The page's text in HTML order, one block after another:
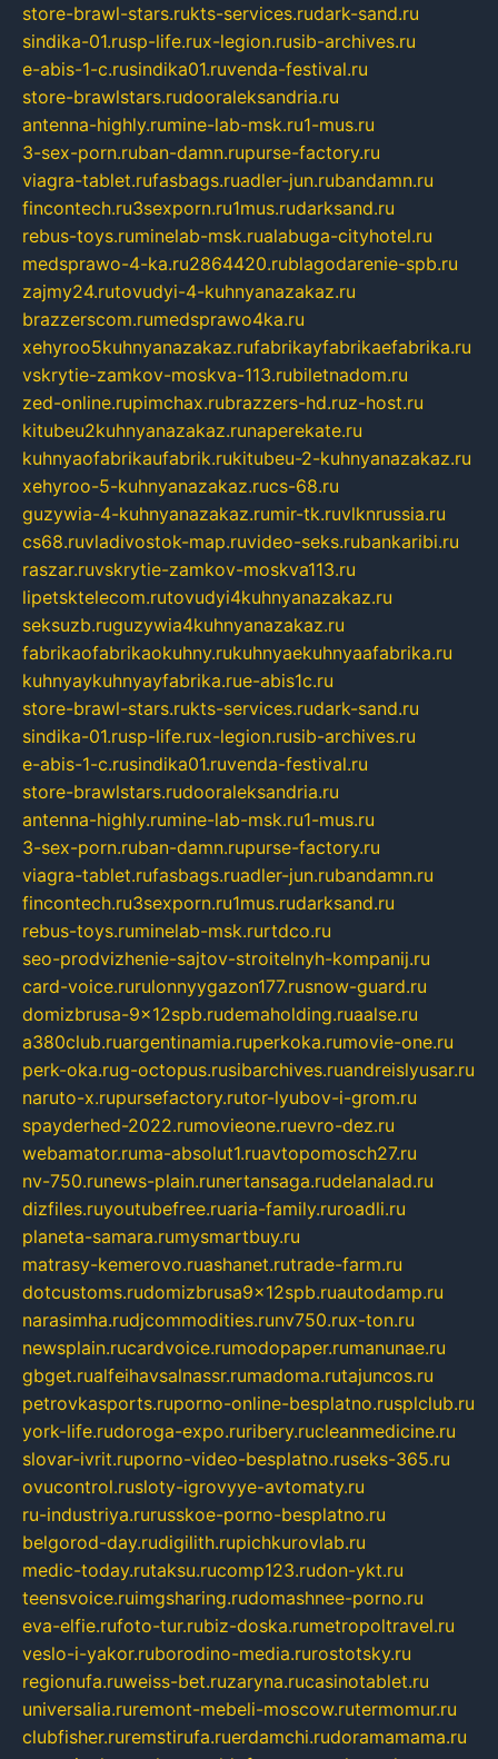
store-brawl-stars.rukts-services.rudark-sand.ru
sindika-01.rusp-life.rux-legion.rusib-archives.ru
e-abis-1-c.rusindika01.ruvenda-festival.ru
store-brawlstars.rudooraleksandria.ru
antenna-highly.rumine-lab-msk.ru1-mus.ru
3-sex-porn.ruban-damn.rupurse-factory.ru
viagra-tablet.rufasbags.ruadler-jun.rubandamn.ru
fincontech.ru3sexporn.ru1mus.rudarksand.ru
rebus-toys.ruminelab-msk.rualabuga-cityhotel.ru
medsprawo-4-ka.ru2864420.rublagodarenie-spb.ru
zajmy24.rutovudyi-4-kuhnyanazakaz.ru
brazzerscom.rumedsprawo4ka.ru
xehyroo5kuhnyanazakaz.rufabrikayfabrikaefabrika.ru
vskrytie-zamkov-moskva-113.rubiletnadom.ru
zed-online.rupimchax.rubrazzers-hd.ruz-host.ru
kitubeu2kuhnyanazakaz.runaperekate.ru
kuhnyaofabrikaufabrik.rukitubeu-2-kuhnyanazakaz.ru
xehyroo-5-kuhnyanazakaz.rucs-68.ru
guzywia-4-kuhnyanazakaz.rumir-tk.ruvlknrussia.ru
cs68.ruvladivostok-map.ruvideo-seks.rubankaribi.ru
raszar.ruvskrytie-zamkov-moskva113.ru
lipetsktelecom.rutovudyi4kuhnyanazakaz.ru
seksuzb.ruguzywia4kuhnyanazakaz.ru
fabrikaofabrikaokuhny.rukuhnyaekuhnyaafabrika.ru
kuhnyaykuhnyayfabrika.rue-abis1c.ru
store-brawl-stars.rukts-services.rudark-sand.ru
sindika-01.rusp-life.rux-legion.rusib-archives.ru
e-abis-1-c.rusindika01.ruvenda-festival.ru
store-brawlstars.rudooraleksandria.ru
antenna-highly.rumine-lab-msk.ru1-mus.ru
3-sex-porn.ruban-damn.rupurse-factory.ru
viagra-tablet.rufasbags.ruadler-jun.rubandamn.ru
fincontech.ru3sexporn.ru1mus.rudarksand.ru
rebus-toys.ruminelab-msk.rurtdco.ru
seo-prodvizhenie-sajtov-stroitelnyh-kompanij.ru
card-voice.rurulonnyygazon177.rusnow-guard.ru
domizbrusa-9x12spb.rudemaholding.ruaalse.ru
a380club.ruargentinamia.ruperkoka.rumovie-one.ru
perk-oka.rug-octopus.rusibarchives.ruandreislyusar.ru
naruto-x.rupursefactory.rutor-lyubov-i-grom.ru
spayderhed-2022.rumovieone.ruevro-dez.ru
webamator.ruma-absolut1.ruavtopomosch27.ru
nv-750.runews-plain.runertansaga.rudelanalad.ru
dizfiles.ruyoutubefree.ruaria-family.ruroadli.ru
planeta-samara.rumysmartbuy.ru
matrasy-kemerovo.ruashanet.rutrade-farm.ru
dotcustoms.rudomizbrusa9x12spb.ruautodamp.ru
narasimha.rudjcommodities.runv750.rux-ton.ru
newsplain.rucardvoice.rumodopaper.rumanunae.ru
gbget.rualfeihavsalnassr.rumadoma.rutajuncos.ru
petrovkasports.ruporno-online-besplatno.rusplclub.ru
york-life.rudoroga-expo.ruribery.rucleanmedicine.ru
slovar-ivrit.ruporno-video-besplatno.ruseks-365.ru
ovucontrol.rusloty-igrovyye-avtomaty.ru
ru-industriya.rurusskoe-porno-besplatno.ru
belgorod-day.rudigilith.rupichkurovlab.ru
medic-today.rutaksu.rucomp123.rudon-ykt.ru
teensvoice.ruimgsharing.rudomashnee-porno.ru
eva-elfie.rufoto-tur.rubiz-doska.rumetropoltravel.ru
veslo-i-yakor.ruborodino-media.rurostotsky.ru
regionufa.ruweiss-bet.ruzaryna.rucasinotablet.ru
universalia.ruremont-mebeli-moscow.rutermomur.ru
clubfisher.ruremstirufa.ruerdamchi.rudoramamama.ru